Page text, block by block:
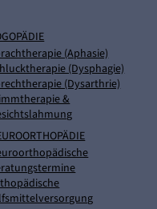
(Aphasie)
(Dysphagie)
(Dysarthrie)
&